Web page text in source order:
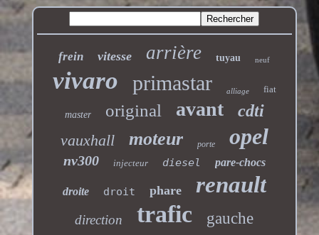
frein vitesse arrière tuyau neuf
vivaro primastar alliage fiat
master original avant cdti
vauxhall moteur porte opel
nv300 injecteur diesel pare-chocs
droite droit phare renault
direction trafic gauche